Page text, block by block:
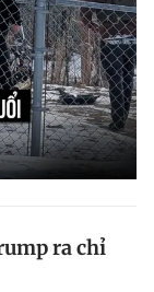
cáo
Chính sách bảo
ra chỉ